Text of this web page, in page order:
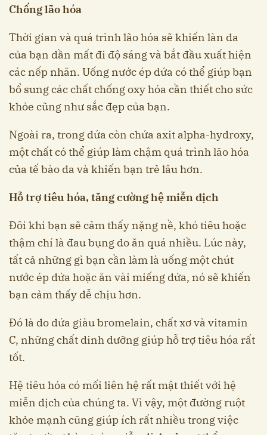
Chống lão hóa
Thời gian và quá trình lão hóa sẽ khiến làn da
của bạn dần mất đi độ sáng và bắt đầu xuất hiện
các nếp nhăn. Uống nước ép dứa có thể giúp bạn
bổ sung các chất chống oxy hóa cần thiết cho sức
khỏe cũng như sắc đẹp của bạn.
Ngoài ra, trong dứa còn chứa axit alpha-hydroxy,
một chất có thể giúp làm chậm quá trình lão hóa
của tế bào da và khiến bạn trẻ lâu hơn.
Hỗ trợ tiêu hóa, tăng cường hệ miễn dịch
Đôi khi bạn sẽ cảm thấy nặng nề, khó tiêu hoặc
thậm chí là đau bụng do ăn quá nhiều. Lúc này,
tất cả những gì bạn cần làm là uống một chút
nước ép dứa hoặc ăn vài miếng dứa, nó sẽ khiến
bạn cảm thấy dễ chịu hơn.
Đó là do dứa giàu bromelain, chất xơ và vitamin
C, những chất dinh dưỡng giúp hỗ trợ tiêu hóa rất
tốt.
Hệ tiêu hóa có mối liên hệ rất mật thiết với hệ
miễn dịch của chúng ta. Vì vậy, một đường ruột
khỏe mạnh cũng giúp ích rất nhiều trong việc